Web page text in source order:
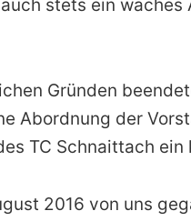
stets ein waches
Gründen
Abordnung der
TC Schnaittach ein
2016 von uns